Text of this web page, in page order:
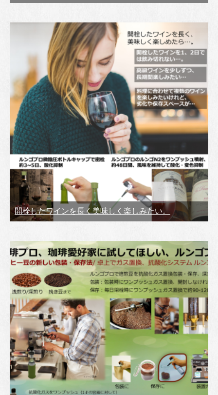
開栓したワインを長く美味しく楽しみたい。